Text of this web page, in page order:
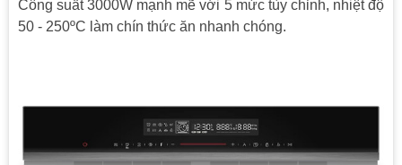
Bảng điều khiển
LED: Thao tác điều khiển dễ dàng và tiện
lợi nhờ màn hình hiển thị to và rõ ràng,
lượng
Có
Công suất 3000W mạnh mẽ với 5 mức tùy chỉnh, nhiệt độ
50 - 250ºC làm chín thức ăn nhanh chóng.